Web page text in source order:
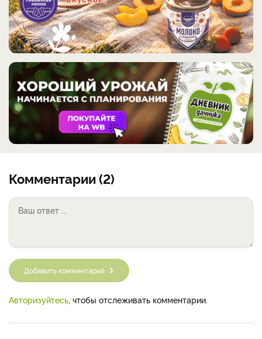
Комментарии (2)
Добавить комментарий
Авторизуйтесь , чтобы отслеживать комментарии.